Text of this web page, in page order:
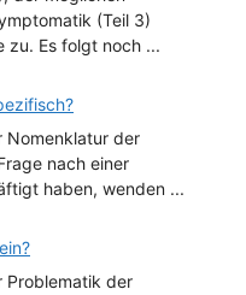
(Teil 3)
zu. Es folgt noch ...
Nomenklatur der
nach einer
haben, wenden ...
Problematik der